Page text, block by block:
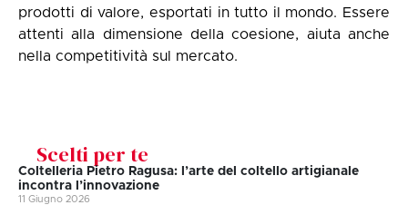
prodotti di valore, esportati in tutto il mondo. Essere
attenti alla dimensione della coesione, aiuta anche
nella competitività sul mercato.
Scelti per te
Coltelleria Pietro Ragusa: l’arte del coltello artigianale
incontra l’innovazione
11 Giugno 2026